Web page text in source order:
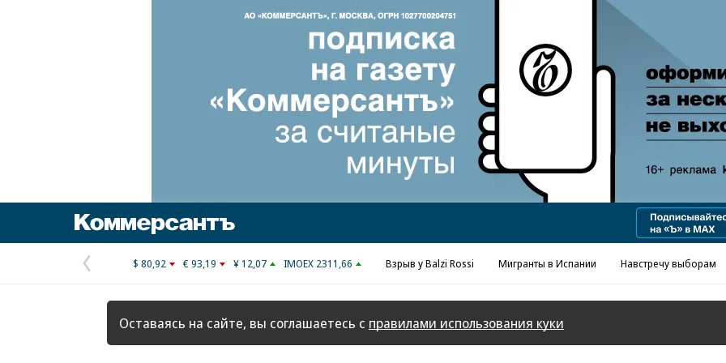
Реклама в «Ъ» www.kommersant.ru/ad
Предыдущая
страница
$ 80,92 € 93,19 ¥ 12,07 IMOEX 2311,66 Взрыв у Balzi Rossi Мигранты в Испании Навстречу выборам
Оставаясь на сайте, вы соглашаетесь с правилами использования куки